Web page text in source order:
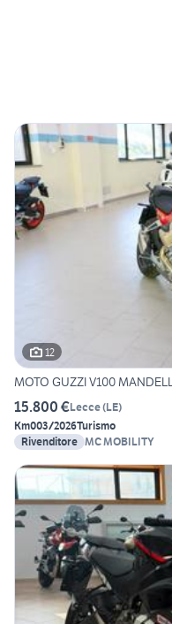
12
MOTO GUZZI V100
15.800 €Lecce(LE)
Km003/2026Turismo
Rivenditore MC MOBILITY